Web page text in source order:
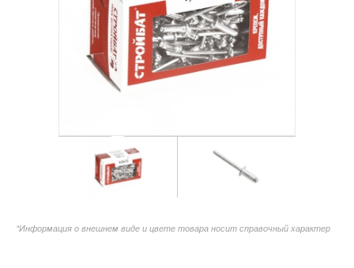
*Информация о внешнем виде и цвете товара носит справочный характер